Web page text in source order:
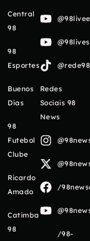
Central
98
98
Esportes
Buenos
Días
98
Futebol
Clube
Ricardo
Amado
Catimba
98
Redes
Sociais 98
News
/
/98-